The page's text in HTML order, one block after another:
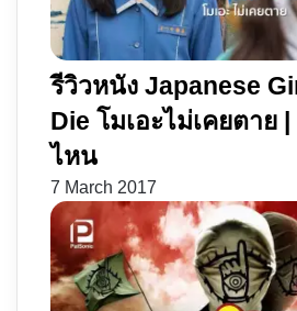
Spoon
โอไ
รีวิวหนัง Japanese
Die โมเอะไม่เคยตาย
ไหน
7 March 2017